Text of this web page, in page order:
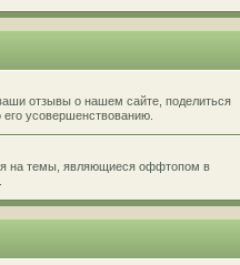
отзывы о нашем сайте, поделиться
усовершенствованию.
на темы, являющиеся оффтопом в